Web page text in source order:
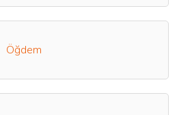
Öğdem